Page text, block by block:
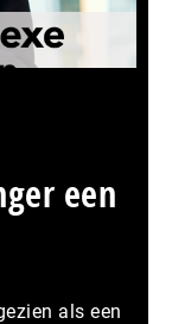
een
als een